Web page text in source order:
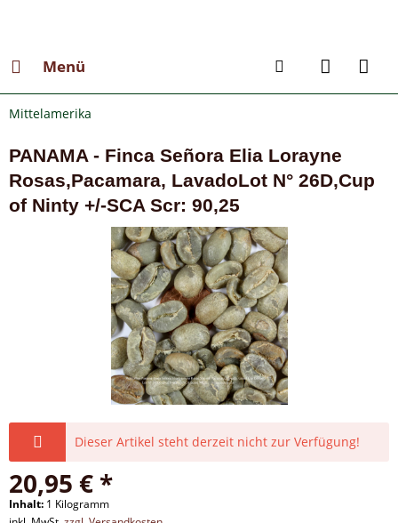
Menü
Mittelamerika
PANAMA - Finca Señora Elia Lorayne
Rosas,Pacamara, LavadoLot N° 26D,Cup
of Ninty +/-SCA Scr: 90,25
Dieser Artikel steht derzeit nicht zur Verfügung!
20,95 € *
Inhalt: 1 Kilogramm